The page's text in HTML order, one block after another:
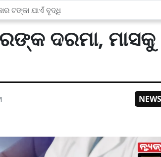
ଟଙ୍କା ଯାଏଁ ବୃଦ୍ଧି
ଦରମା, ମାସକୁ